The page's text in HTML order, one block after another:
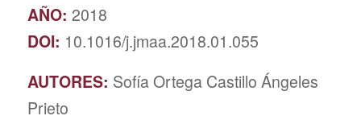
AÑO: 2018
DOI: 10.1016/j.jmaa.2018.01.055
AUTORES: Sofía Ortega Castillo Ángeles
Prieto